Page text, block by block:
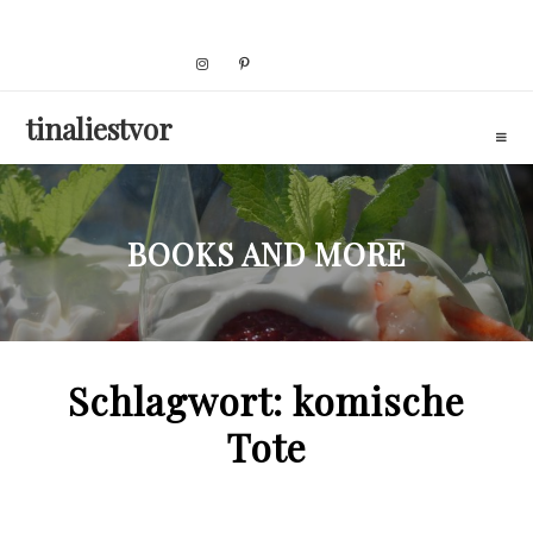
tinaliestvor
BOOKS AND MORE
Schlagwort: komische
Tote